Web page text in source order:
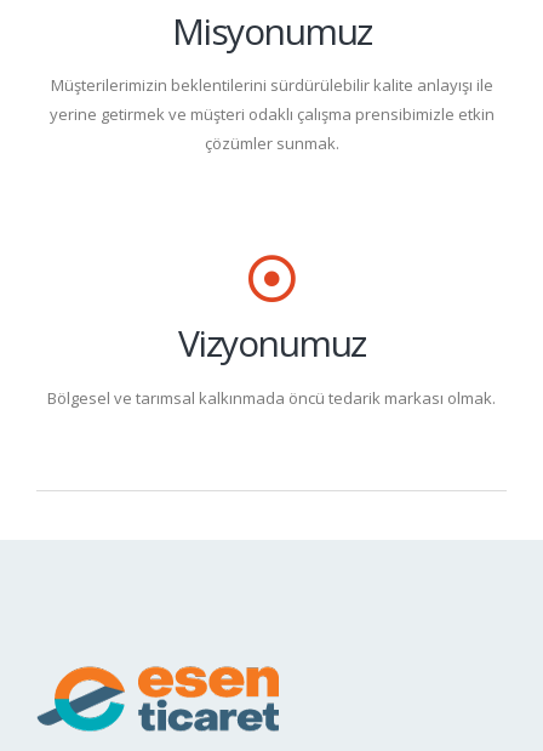
Misyonumuz
Müşterilerimizin beklentilerini sürdürülebilir kalite anlayışı ile
yerine getirmek ve müşteri odaklı çalışma prensibimizle etkin
çözümler sunmak.
Vizyonumuz
Bölgesel ve tarımsal kalkınmada öncü tedarik markası olmak.